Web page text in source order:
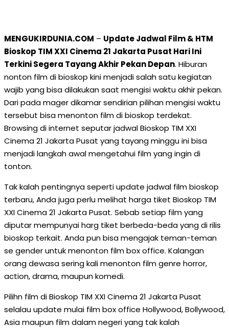
MENGUKIRDUNIA.COM – Update Jadwal Film & HTM
Bioskop TIM XXI Cinema 21 Jakarta Pusat Hari Ini
Terkini Segera Tayang Akhir Pekan Depan. Hiburan
nonton film di bioskop kini menjadi salah satu kegiatan
wajib yang bisa dilakukan saat mengisi waktu akhir pekan.
Dari pada mager dikamar sendirian pilihan mengisi waktu
tersebut bisa menonton film di bioskop terdekat.
Browsing di internet seputar jadwal Bioskop TIM XXI
Cinema 21 Jakarta Pusat yang tayang minggu ini bisa
menjadi langkah awal mengetahui film yang ingin di
tonton.
Tak kalah pentingnya seperti update jadwal film bioskop
terbaru, Anda juga perlu melihat harga tiket Bioskop TIM
XXI Cinema 21 Jakarta Pusat. Sebab setiap film yang
diputar mempunyai harg tiket berbeda-beda yang di rilis
bioskop terkait. Anda pun bisa mengajak teman-teman
se gender untuk menonton film box office. Kalangan
orang dewasa sering kali menonton film genre horror,
action, drama, maupun komedi.
Pilihn film di Bioskop TIM XXI Cinema 21 Jakarta Pusat
selalau update mulai film box office Hollywood, Bollywood,
Asia maupun film dalam negeri yang tak kalah